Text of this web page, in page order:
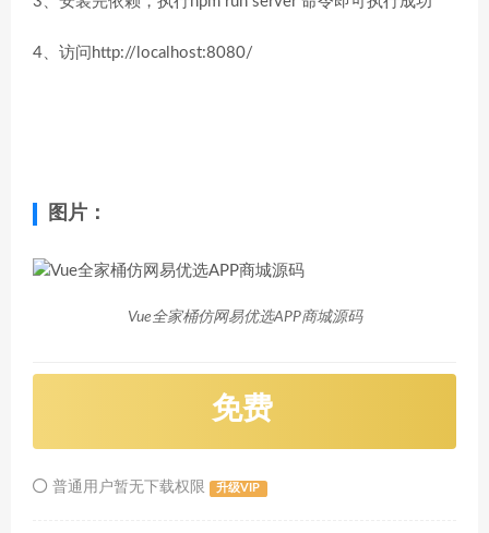
4、访问http://localhost:8080/
图片：
Vue全家桶仿网易优选APP商城源码
免费
普通用户暂无下载权限 升级VIP